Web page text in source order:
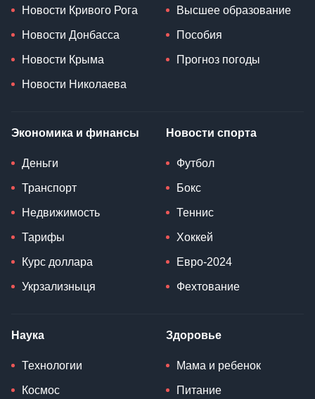
Новости Кривого Рога
Новости Донбасса
Новости Крыма
Новости Николаева
Высшее образование
Пособия
Прогноз погоды
Экономика и финансы
Деньги
Транспорт
Недвижимость
Тарифы
Курс доллара
Укрзализныця
Новости спорта
Футбол
Бокс
Теннис
Хоккей
Евро-2024
Фехтование
Наука
Технологии
Космос
Здоровье
Мама и ребенок
Питание